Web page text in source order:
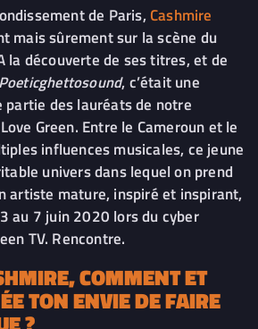
de Paris, Cashmire
mais sûrement sur la scène du
la découverte de ses titres, et de
Poeticghettosound, c’était une
partie des lauréats de notre
Green. Entre le Cameroun et le
influences musicales, ce jeune
univers dans lequel on prend
artiste mature, inspiré et inspirant,
au 7 juin 2020 lors du cyber
TV. Rencontre.
COMMENT ET
TON ENVIE DE FAIRE